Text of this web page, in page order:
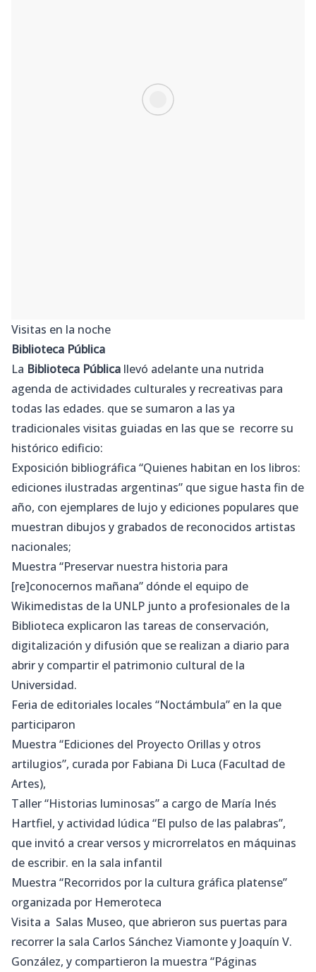
Visitas en la noche
Biblioteca Pública
La Biblioteca Pública llevó adelante una nutrida
agenda de actividades culturales y recreativas para
todas las edades. que se sumaron a las ya
tradicionales visitas guiadas en las que se recorre su
histórico edificio:
Exposición bibliográfica “Quienes habitan en los libros:
ediciones ilustradas argentinas” que sigue hasta fin de
año, con ejemplares de lujo y ediciones populares que
muestran dibujos y grabados de reconocidos artistas
nacionales;
Muestra “Preservar nuestra historia para
[re]conocernos mañana” dónde el equipo de
Wikimedistas de la UNLP junto a profesionales de la
Biblioteca explicaron las tareas de conservación,
digitalización y difusión que se realizan a diario para
abrir y compartir el patrimonio cultural de la
Universidad.
Feria de editoriales locales “Noctámbula” en la que
participaron
Muestra “Ediciones del Proyecto Orillas y otros
artilugios”, curada por Fabiana Di Luca (Facultad de
Artes),
Taller “Historias luminosas” a cargo de María Inés
Hartfiel, y actividad lúdica “El pulso de las palabras”,
que invitó a crear versos y microrrelatos en máquinas
de escribir. en la sala infantil
Muestra “Recorridos por la cultura gráfica platense”
organizada por Hemeroteca
Visita a Salas Museo, que abrieron sus puertas para
recorrer la sala Carlos Sánchez Viamonte y Joaquín V.
González, y compartieron la muestra “Páginas